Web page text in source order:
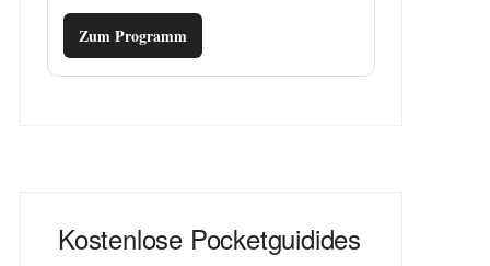
Zum Programm
Kostenlose Pocketguidides